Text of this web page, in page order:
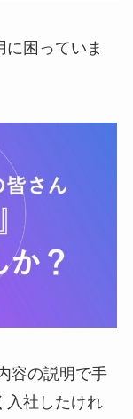
困っていま
容の説明で手
入社したけれ